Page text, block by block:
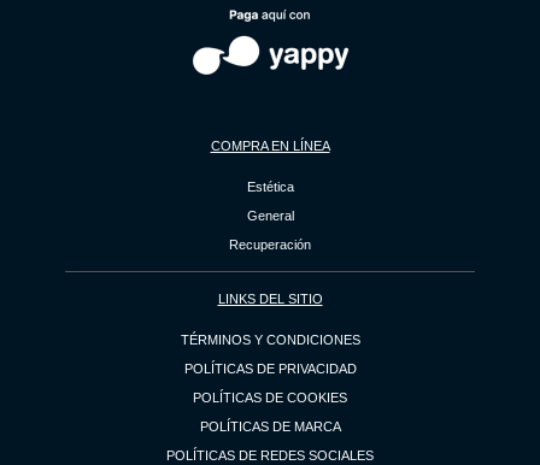
COMPRA EN LÍNEA
Estética
General
Recuperación
LINKS DEL SITIO
TÉRMINOS Y CONDICIONES
POLÍTICAS DE PRIVACIDAD
POLÍTICAS DE COOKIES
POLÍTICAS DE MARCA
POLÍTICAS DE REDES SOCIALES